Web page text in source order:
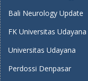
Bali Neurology Update
FK Universitas Udayana
Universitas Udayana
Perdossi Denpasar